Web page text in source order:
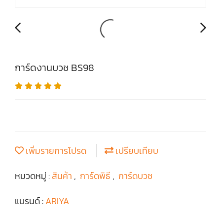
การ์ดงานบวช BS98
เพิ่มรายการโปรด
เปรียบเทียบ
หมวดหมู่ :สินค้า , การ์ดพิธี , การ์ดบวช
แบรนด์ :ARIYA